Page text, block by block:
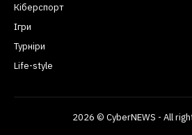
Кіберспорт
Ігри
Турніри
Life-style
2026 © CyberNEWS - All